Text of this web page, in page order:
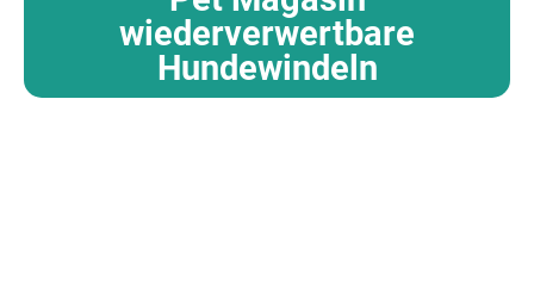
wiederverwertbare
Hundewindeln